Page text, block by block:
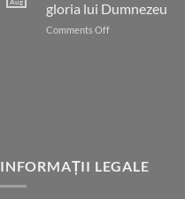
ești
în
Aug
gloria lui Dumnezeu
Comments Offon
INFORMAȚII LEGALE